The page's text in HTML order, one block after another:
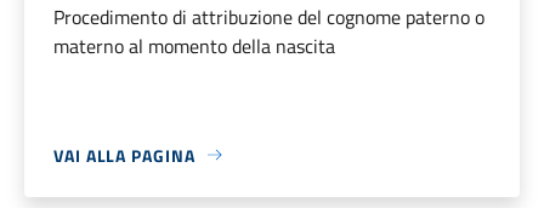
Procedimento di attribuzione del cognome paterno o
materno al momento della nascita
VAI ALLA PAGINA